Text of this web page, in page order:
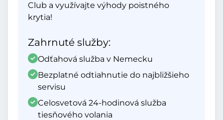
Club a využívajte výhody poistného
krytia!
Zahrnuté služby:
Odťahová služba v Nemecku
Bezplatné odtiahnutie do najbližšieho
servisu
Celosvetová 24-hodinová služba
tiesňového volania